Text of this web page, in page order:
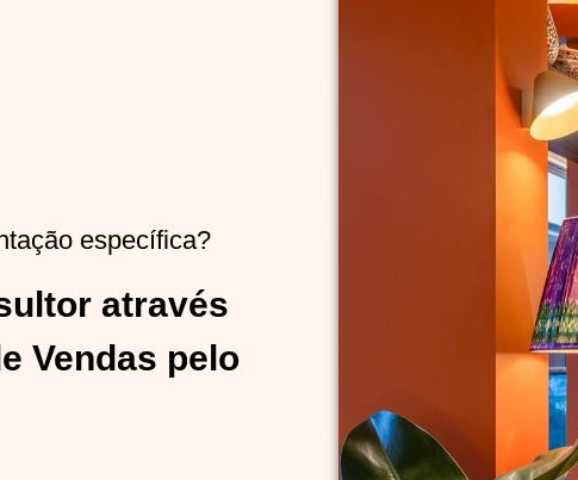
específica?
através
Vendas pelo